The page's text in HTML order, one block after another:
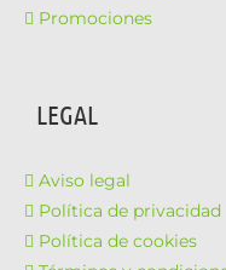
Promociones
LEGAL
Aviso legal
Política de privacidad
Política de cookies